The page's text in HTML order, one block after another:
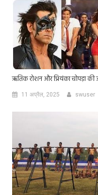
ऋतिक रोशन और प्रियंका चोपड़ा की
11 अप्रैल, 2025 swuser